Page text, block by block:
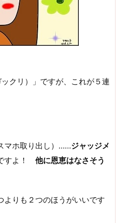
クリ）」ですが、これが５連
マホ取り出し）……ジャッジメ
すよ！ 他に恩恵はなさそう
よりも２つのほうがいいです